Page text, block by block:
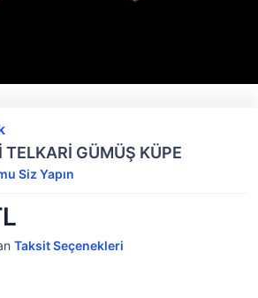
GÜMÜŞ KÜPE
Siz Yapın
Taksit Seçenekleri